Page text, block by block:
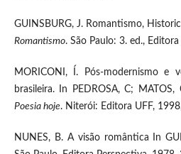
GUINSBURG, J. Romantismo,
Romantismo. São Paulo: 3. ed.,
MORICONI, Í. Pós-modernismo e
brasileira. In PEDROSA, C; MATOS,
Poesia hoje. Niterói: Editora UFF,
NUNES, B. A visão romântica In